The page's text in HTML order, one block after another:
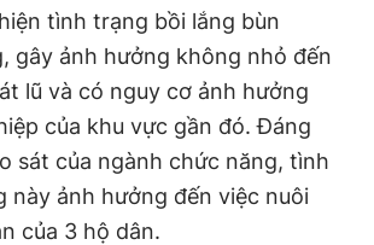
tình trạng bồi lắng bùn
gây ảnh hưởng không nhỏ đến
lũ và có nguy cơ ảnh hưởng
của khu vực gần đó. Đáng
sát của ngành chức năng, tình
này ảnh hưởng đến việc nuôi
của 3 hộ dân.